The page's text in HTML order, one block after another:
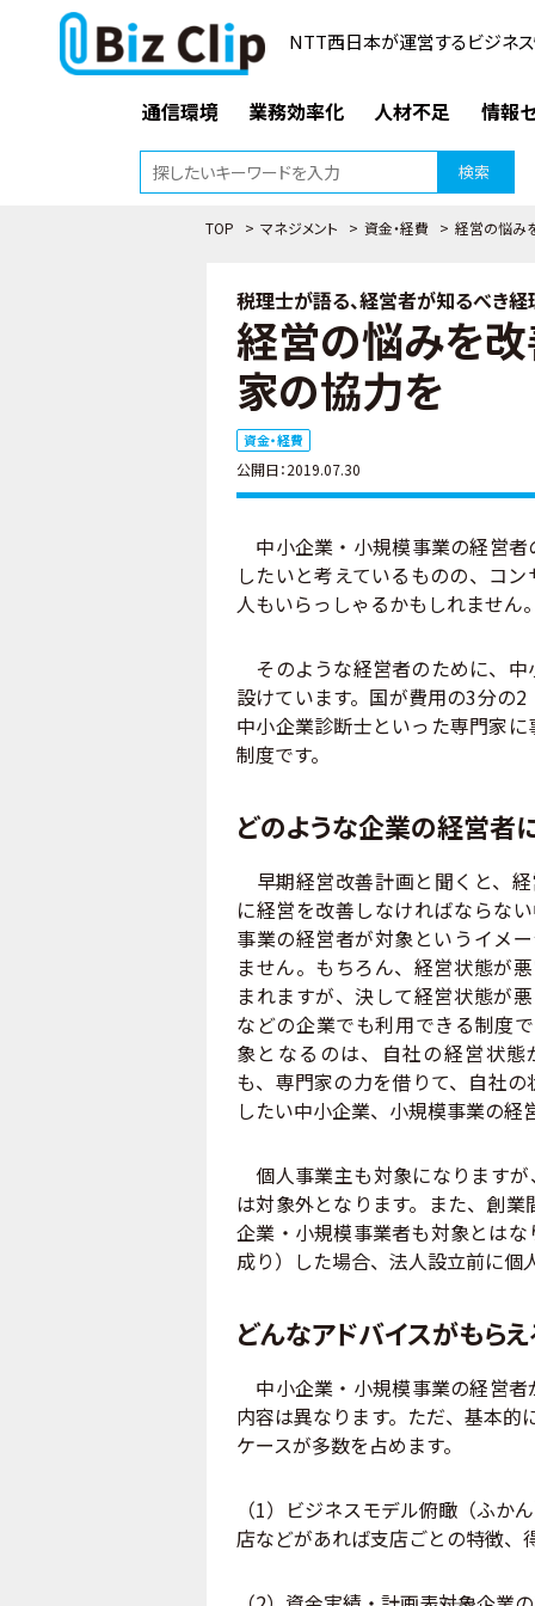
NTT西日本が運営するビジネ
通信環境 業務効率化 人材不足 情報
検索
TOP > マネジメント > 資金・経費 > 経営の悩み
税理士が語る、経営者が知るべき経
経営の悩みを改
家の協力を
資金・経費
公開日：2019.07.30
中小企業・小規模事業の経営
したいと考えているものの、コ
人もいらっしゃるかもしれません
そのような経営者のために、中
設けています。国が費用の3分の
中小企業診断士といった専門家
制度です。
どのような企業の経営者
早期経営改善計画と聞くと、
に経営を改善しなければならな
事業の経営者が対象というイメ
ません。もちろん、経営状態が
まれますが、決して経営状態が
などの企業でも利用できる制度
象となるのは、自社の経営状態
も、専門家の力を借りて、自社
したい中小企業、小規模事業の経
個人事業主も対象になります
は対象外となります。また、創
企業・小規模事業者も対象とは
成り）した場合、法人設立前に個
どんなアドバイスがもら
中小企業・小規模事業の経営
内容は異なります。ただ、基本
ケースが多数を占めます。
（1）ビジネスモデル俯瞰（ふか
店などがあれば支店ごとの特徴